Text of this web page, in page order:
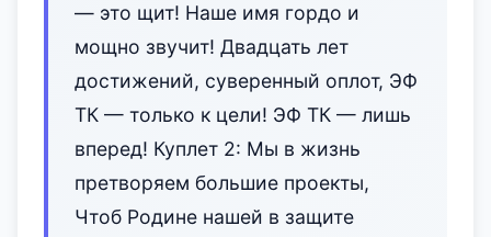
— это щит! Наше имя гордо и
мощно звучит! Двадцать лет
достижений, сувере‌нный оплот, ЭФ
ТК — только к цели! ЭФ ТК — лишь
вперед! Куплет 2: Мы в жизнь
претворяем большие проекты,
Чтоб Родине нашей в защите